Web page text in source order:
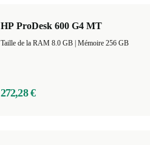
HP ProDesk 600 G4 MT
Mémoire 256 GB
272,28 €